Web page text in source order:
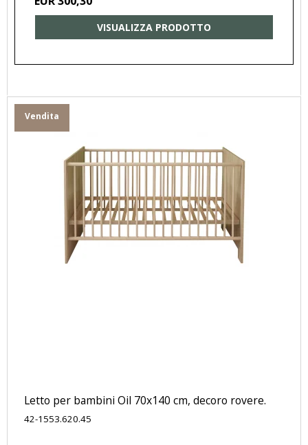
VISUALIZZA PRODOTTO
Vendita
Letto per bambini Oil 70x140 cm, decoro rovere.
42-1553.620.45